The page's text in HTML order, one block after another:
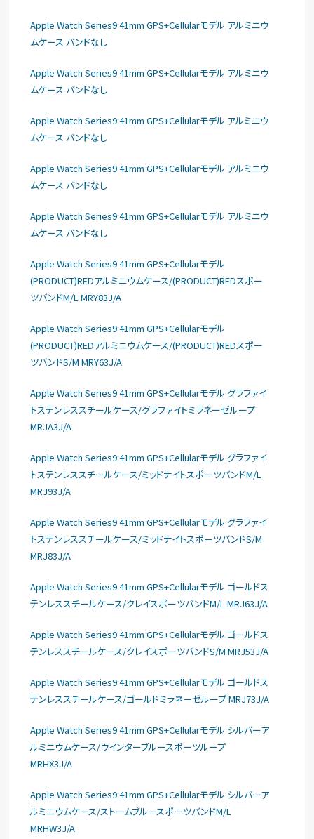
Apple Watch Series9 41mm GPS+Cellularモデル アルミニウ
ムケース バンドなし
Apple Watch Series9 41mm GPS+Cellularモデル アルミニウ
ムケース バンドなし
Apple Watch Series9 41mm GPS+Cellularモデル アルミニウ
ムケース バンドなし
Apple Watch Series9 41mm GPS+Cellularモデル アルミニウ
ムケース バンドなし
Apple Watch Series9 41mm GPS+Cellularモデル アルミニウ
ムケース バンドなし
Apple Watch Series9 41mm GPS+Cellularモデル
(PRODUCT)REDアルミニウムケース/(PRODUCT)REDスポー
ツバンドM/L MRY83J/A
Apple Watch Series9 41mm GPS+Cellularモデル
(PRODUCT)REDアルミニウムケース/(PRODUCT)REDスポー
ツバンドS/M MRY63J/A
Apple Watch Series9 41mm GPS+Cellularモデル グラファイ
トステンレススチールケース/グラファイトミラネーゼループ
MRJA3J/A
Apple Watch Series9 41mm GPS+Cellularモデル グラファイ
トステンレススチールケース/ミッドナイトスポーツバンドM/L
MRJ93J/A
Apple Watch Series9 41mm GPS+Cellularモデル グラファイ
トステンレススチールケース/ミッドナイトスポーツバンドS/M
MRJ83J/A
Apple Watch Series9 41mm GPS+Cellularモデル ゴールドス
テンレススチールケース/クレイスポーツバンドM/L MRJ63J/A
Apple Watch Series9 41mm GPS+Cellularモデル ゴールドス
テンレススチールケース/クレイスポーツバンドS/M MRJ53J/A
Apple Watch Series9 41mm GPS+Cellularモデル ゴールドス
テンレススチールケース/ゴールドミラネーゼループ MRJ73J/A
Apple Watch Series9 41mm GPS+Cellularモデル シルバーア
ルミニウムケース/ウインターブルースポーツループ
MRHX3J/A
Apple Watch Series9 41mm GPS+Cellularモデル シルバーア
ルミニウムケース/ストームブルースポーツバンドM/L
MRHW3J/A